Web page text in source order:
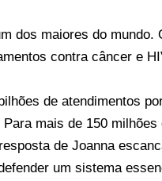
dos maiores do mundo.
contra câncer e
de atendimentos
mais de 150
de Joanna
um sistema